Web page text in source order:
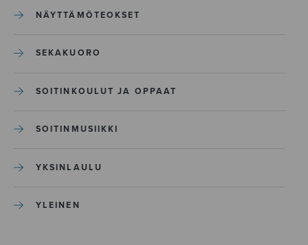
NÄYTTÄMÖTEOKSET
SEKAKUORO
SOITINKOULUT JA OPPAAT
SOITINMUSIIKKI
YKSINLAULU
YLEINEN